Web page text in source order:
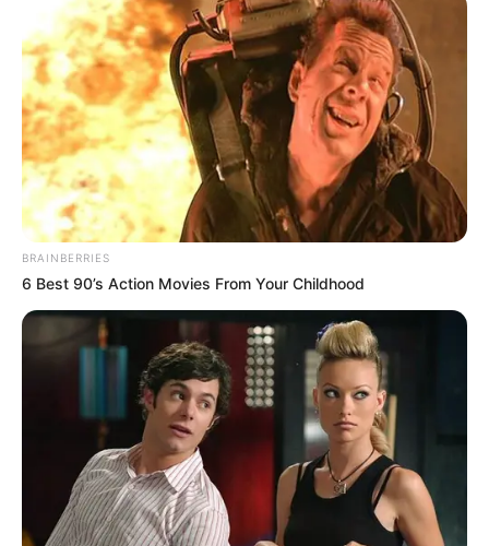
BRAINBERRIES
6 Best 90’s Action Movies From Your Childhood